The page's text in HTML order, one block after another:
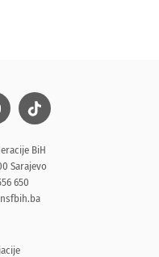
BiH
Sarajevo
650